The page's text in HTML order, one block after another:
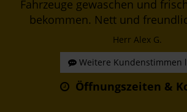
Fahrzeuge gewaschen und
bekommen. Nett und
Herr Alex G.
Weitere Kundenstimmen
Öffnungszeiten &